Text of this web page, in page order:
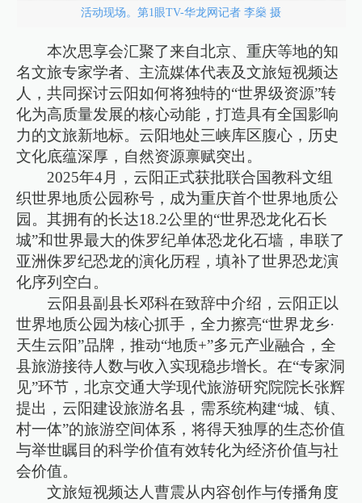
活动现场。第1眼TV-华龙网记者 李燊 摄
本次思享会汇聚了来自北京、重庆等地的知
名文旅专家学者、主流媒体代表及文旅短视频达
人，共同探讨云阳如何将独特的“世界级资源”转
化为高质量发展的核心动能，打造具有全国影响
力的文旅新地标。云阳地处三峡库区腹心，历史
文化底蕴深厚，自然资源禀赋突出。
2025年4月，云阳正式获批联合国教科文组
织世界地质公园称号，成为重庆首个世界地质公
园。其拥有的长达18.2公里的“世界恐龙化石长
城”和世界最大的侏罗纪单体恐龙化石墙，串联了
亚洲侏罗纪恐龙的演化历程，填补了世界恐龙演
化序列空白。
云阳县副县长邓科在致辞中介绍，云阳正以
世界地质公园为核心抓手，全力擦亮“世界龙乡·
天生云阳”品牌，推动“地质+”多元产业融合，全
县旅游接待人数与收入实现稳步增长。在“专家洞
见”环节，北京交通大学现代旅游研究院院长张辉
提出，云阳建设旅游名县，需系统构建“城、镇、
村一体”的旅游空间体系，将得天独厚的生态价值
与举世瞩目的科学价值有效转化为经济价值与社
会价值。
文旅短视频达人曹震从内容创作与传播角度